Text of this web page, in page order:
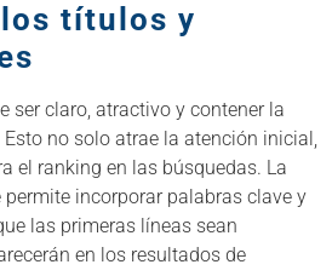
títulos y
ser claro, atractivo y contener la
no solo atrae la atención inicial,
el ranking en las búsquedas. La
incorporar palabras clave y
las primeras líneas sean
en los resultados de